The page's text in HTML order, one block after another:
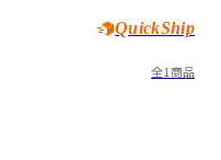
QuickShip
全1商品